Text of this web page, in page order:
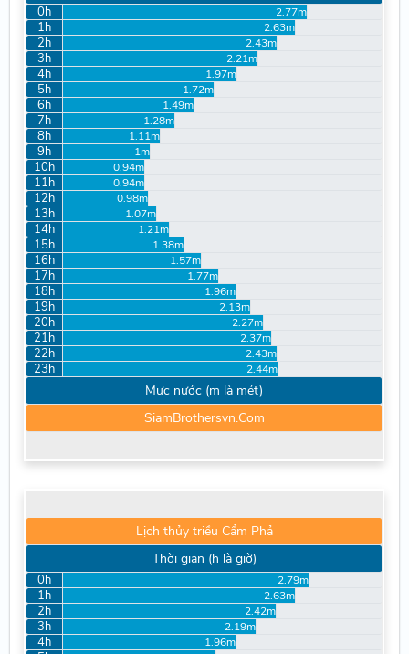
0h 2.77m
1h 2.63m
2h 2.43m
3h 2.21m
4h 1.97m
5h 1.72m
6h 1.49m
7h 1.28m
8h 1.11m
9h 1m
10h 0.94m
11h 0.94m
12h 0.98m
13h 1.07m
14h 1.21m
15h 1.38m
16h 1.57m
17h 1.77m
18h 1.96m
19h 2.13m
20h 2.27m
21h 2.37m
22h 2.43m
23h 2.44m
Mực nước (m là mét)
SiamBrothersvn.Com
Lịch thủy triều Cẩm Phả
Thời gian (h là giờ)
0h 2.79m
1h 2.63m
2h 2.42m
3h 2.19m
4h 1.96m